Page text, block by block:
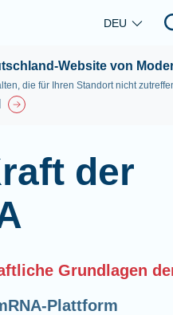
Skip to main
DEU
Website von
die für Ihren Standort nicht
der
Grundlagen
Plattform